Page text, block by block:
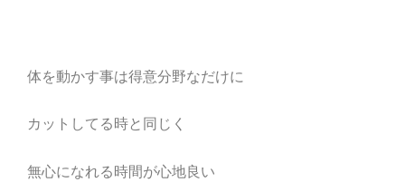
体を動かす事は得意分野なだけに
カットしてる時と同じく
無心になれる時間が心地良い